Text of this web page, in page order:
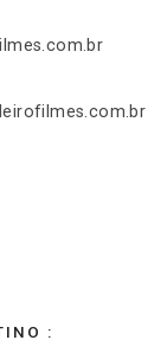
: